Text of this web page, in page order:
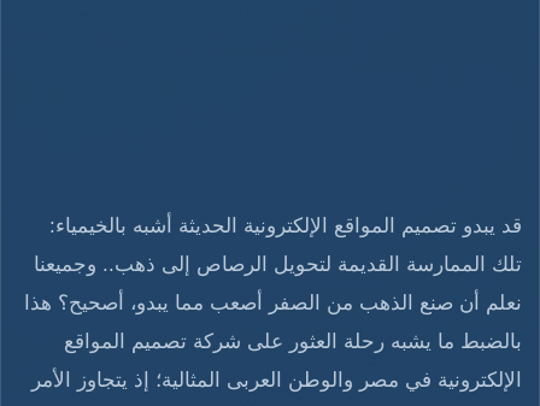
قد يبدو تصميم المواقع الإلكترونية الحديثة أشبه بالخيمياء:
تلك الممارسة القديمة لتحويل الرصاص إلى ذهب.. وجميعنا
نعلم أن صنع الذهب من الصفر أصعب مما يبدو، أصحيح؟ هذا
بالضبط ما يشبه رحلة العثور على شركة تصميم المواقع
الإلكترونية في مصر والوطن العربى المثالية؛ إذ يتجاوز الأمر